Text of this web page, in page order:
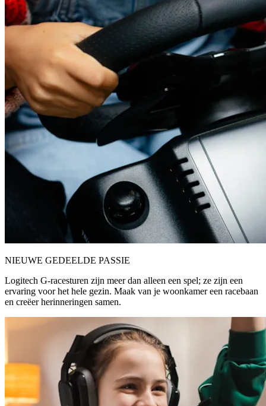
NIEUWE GEDEELDE PASSIE
Logitech G-racesturen zijn meer dan alleen een spel; ze zijn een
ervaring voor het hele gezin. Maak van je woonkamer een racebaan
en creëer herinneringen samen.